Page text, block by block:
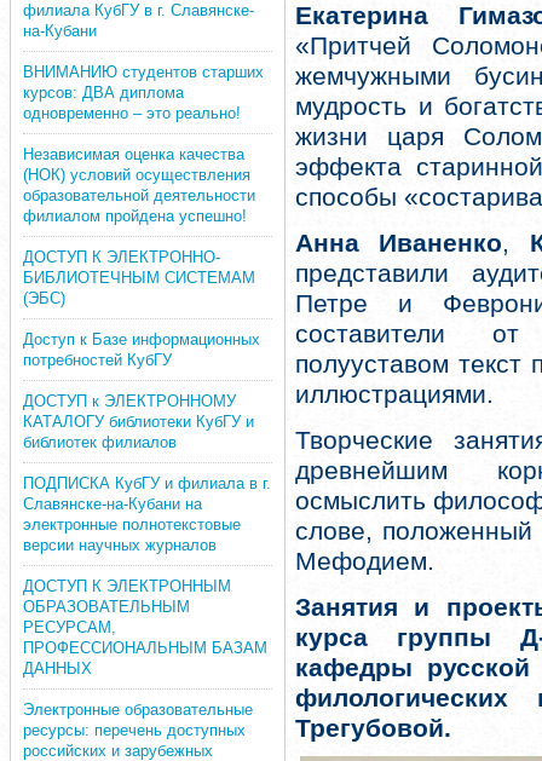
филиала КубГУ в г. Славянске-
на-Кубани
ВНИМАНИЮ студентов старших
курсов: ДВА диплома
одновременно – это реально!
Независимая оценка качества
(НОК) условий осуществления
образовательной деятельности
филиалом пройдена успешно!
ДОСТУП К ЭЛЕКТРОННО-
БИБЛИОТЕЧНЫМ СИСТЕМАМ
(ЭБС)
Доступ к Базе информационных
потребностей КубГУ
ДОСТУП к ЭЛЕКТРОННОМУ
КАТАЛОГУ библиотеки КубГУ и
библиотек филиалов
ПОДПИСКА КубГУ и филиала в г.
Славянске-на-Кубани на
электронные полнотекстовые
версии научных журналов
ДОСТУП К ЭЛЕКТРОННЫМ
ОБРАЗОВАТЕЛЬНЫМ
РЕСУРСАМ,
ПРОФЕССИОНАЛЬНЫМ БАЗАМ
ДАННЫХ
Электронные образовательные
ресурсы: перечень доступных
российских и зарубежных
Екатерина
«Притчей
жемчужными
мудрость и
жизни царя
эффекта
способы
Анна Иваненко,
представили
Петре и
составители
полууставом
иллюстрациями.
Творческие
древнейшим
осмыслить
слове, положенный
Мефодием.
Занятия и
курса группы
кафедры русской
Трегубовой.